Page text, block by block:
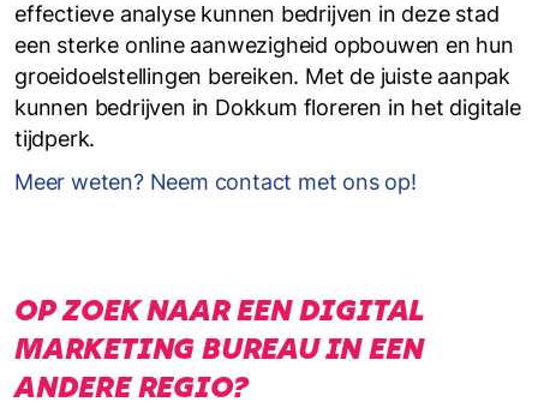
effectieve analyse kunnen bedrijven in deze stad
een sterke online aanwezigheid opbouwen en hun
groeidoelstellingen bereiken. Met de juiste aanpak
kunnen bedrijven in Dokkum floreren in het digitale
tijdperk.
Meer weten? Neem contact met ons op!
OP ZOEK NAAR EEN DIGITAL
MARKETING BUREAU IN EEN
ANDERE REGIO?